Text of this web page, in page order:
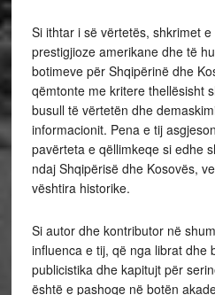
Si ithtar i së vërtetës, shkrimet
prestigjioze amerikane dhe të
botimeve për Shqipërinë dhe
qëmtonte me kritere thellësisht
busull të vërtetën dhe
informacionit. Pena e tij
pavërteta e qëllimkeqe si edhe
ndaj Shqipërisë dhe Kosovës,
vështira historike.
Si autor dhe kontributor në
influenca e tij, që nga librat dhe
publicistika dhe kapitujt për
është e pashoqe në botën